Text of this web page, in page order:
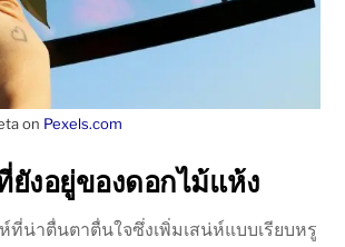
on Pexels.com
ยังอยู่ของดอกไม้แห้ง
ที่น่าตื่นตาตื่นใจซึ่งเพิ่มเสน่ห์แบบเรียบหรู